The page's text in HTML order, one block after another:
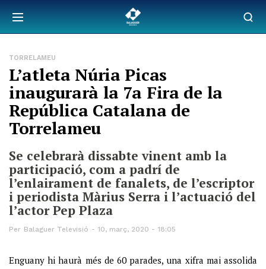
TORRELAMEU
L’atleta Núria Picas
inaugurarà la 7a Fira de la
República Catalana de
Torrelameu
Se celebrarà dissabte vinent amb la
participació, com a padrí de
l’enlairament de fanalets, de l’escriptor
i periodista Màrius Serra i l’actuació del
l’actor Pep Plaza
Per Balaguer Televisió 10, març, 2020 - 18:05
Enguany hi haurà més de 60 parades, una xifra mai assolida